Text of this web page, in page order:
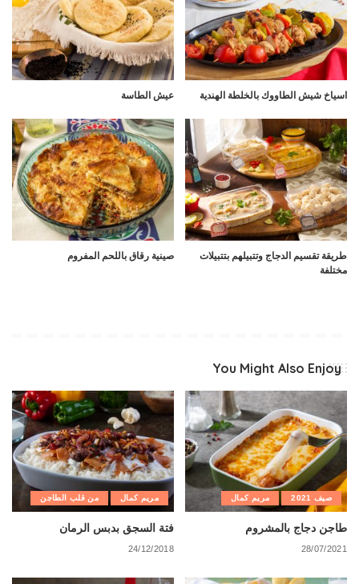
اسياخ شيش الطاووك بالخلطة الهندية عيش الطاسة
طريقة تقسيم الدجاج وتتبيلهم بتتبيلات
مختلفة
صينية رقاق باللحم المفروم
You Might Also Enjoy
صيف 2021 مريم كمال
طاجن دجاج بالمشروم
28/07/2021
مريم كمال من قلب الطاجن
فتة السجق بدبس الرمان
24/12/2018